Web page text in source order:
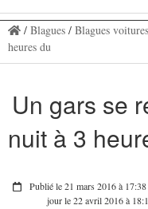
/ Blagues/ Blagues voitures
heures du
Un gars se
nuit à 3
Publié le 21 mars 2016 à 17:38
jour le 22 avril 2016 à